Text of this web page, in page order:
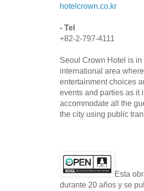
hotelcrown.co.kr
- Tel
+82-2-797-4111
Seoul Crown Hotel is
international area
entertainment choices
events and parties as it
accommodate all the
the city using public
Esta
durante 20 años y se